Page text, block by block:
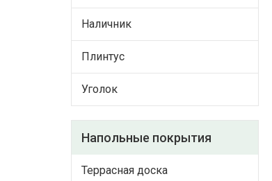
Наличник
Плинтус
Уголок
Напольные покрытия
Террасная доска